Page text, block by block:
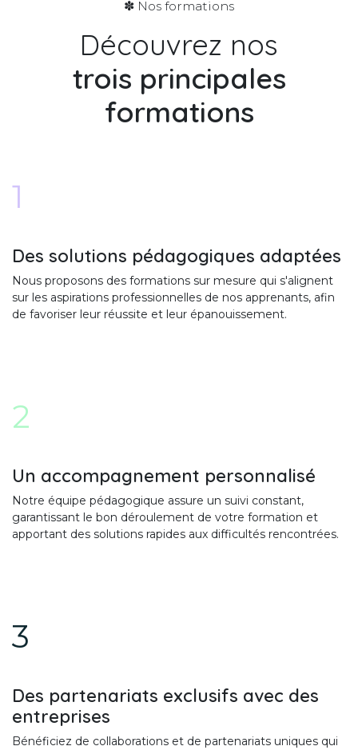
✽ Nos formations
Découvrez nos
trois principales
formations
1
Des solutions pédagogiques adaptées
Nous proposons des formations sur mesure qui s'alignent
sur les aspirations professionnelles de nos apprenants, afin
de favoriser leur réussite et leur épanouissement.
2
Un accompagnement personnalisé
Notre équipe pédagogique assure un suivi constant,
garantissant le bon déroulement de votre formation et
apportant des solutions rapides aux difficultés rencontrées.
3
Des partenariats exclusifs avec des
entreprises
Bénéficiez de collaborations et de partenariats uniques qui